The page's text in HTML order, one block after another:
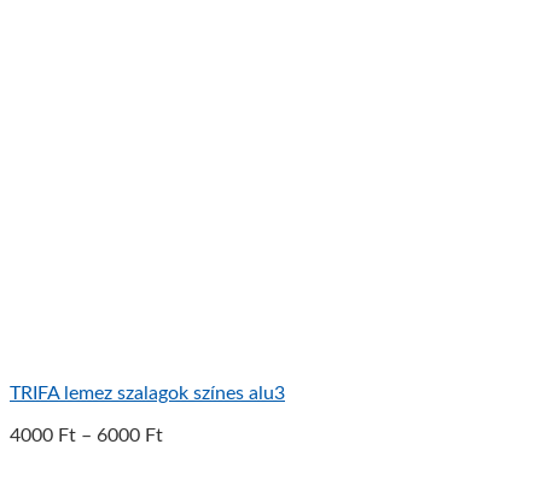
TRIFA lemez szalagok színes alu3
4000 Ft – 6000 Ft